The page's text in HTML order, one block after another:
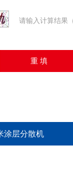
请输入计算结果
涂层分散机